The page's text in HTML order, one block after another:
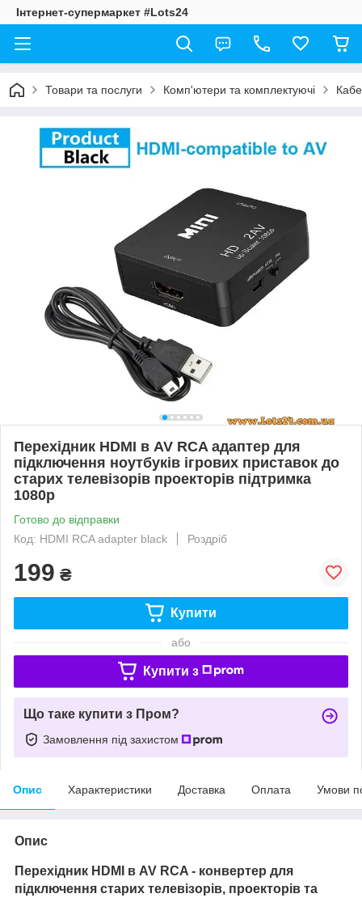
Інтернет-супермаркет #Lots24
Товари та послуги Комп'ютери та комплектуючі
Перехідник HDMI в AV RCA адаптер для
підключення ноутбуків ігрових приставок до
старих телевізорів проекторів підтримка
1080p
Готово до відправки
Код: HDMI RCA adapter black
Роздріб
199 ₴
Купити
або
Купити з
Що таке купити з Пром?
Замовлення під захистом
Опис Характеристики Доставка Оплата Умови
Опис
Перехідник HDMI в AV RCA - конвертер для
підключення старих телевізорів, проекторів та